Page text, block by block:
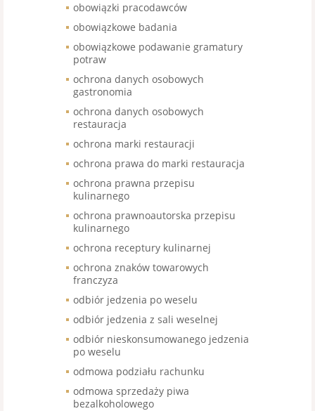
obowiązki pracodawców
obowiązkowe badania
obowiązkowe podawanie gramatury
potraw
ochrona danych osobowych
gastronomia
ochrona danych osobowych
restauracja
ochrona marki restauracji
ochrona prawa do marki restauracja
ochrona prawna przepisu
kulinarnego
ochrona prawnoautorska przepisu
kulinarnego
ochrona receptury kulinarnej
ochrona znaków towarowych
franczyza
odbiór jedzenia po weselu
odbiór jedzenia z sali weselnej
odbiór nieskonsumowanego jedzenia
po weselu
odmowa podziału rachunku
odmowa sprzedaży piwa
bezalkoholowego